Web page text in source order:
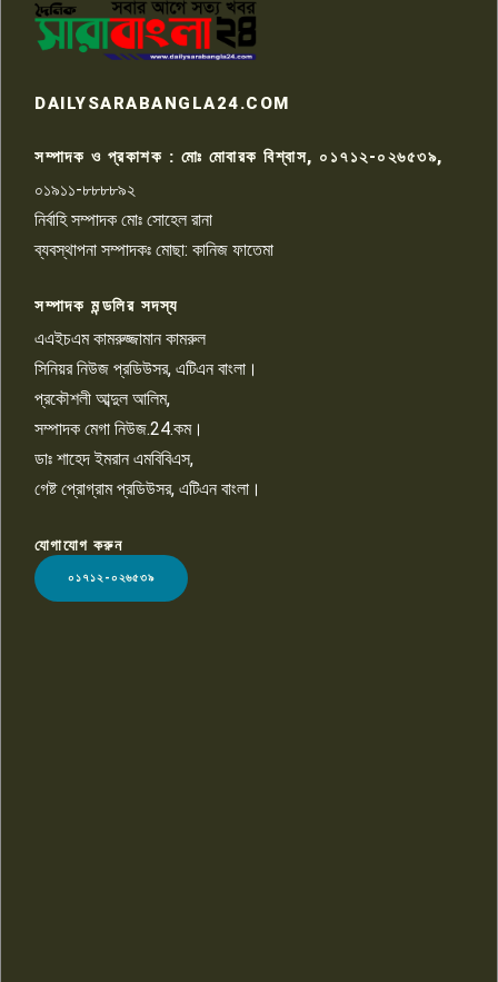
৭
কেটে ঘরে ঢুকে স্কুল শিক্ষিকাকে হত্যা
টয়লেটের ট্যাংকি থেকে লাশ উদ্ধার
রাজশাহীতে সন্ত্রাসী হামলায় গুরুতর
৯
চাঁদাবাজি ও হয়রানির অভিযোগ
১০
LOGO
DAILYSARABANGLA24.COM
সম্পাদক ও প্রকাশক : মোঃ মোবারক বিশ্বাস, ০১৭১২-০২৬৫৩৯,
০১৯১১-৮৮৮৮৯২
নির্বাহি সম্পাদক মোঃ সোহেল রানা
ব্যবস্থাপনা সম্পাদকঃ মোছা: কানিজ ফাতেমা
সম্পাদক মন্ডলির সদস্য
এএইচএম কামরুজ্জামান কামরুল
সিনিয়র নিউজ প্রডিউসর, এটিএন বাংলা।
প্রকৌশলী আব্দুল আলিম,
সম্পাদক মেগা নিউজ.24.কম।
ডাঃ শাহেদ ইমরান এমবিবিএস,
গেষ্ট প্রোগ্রাম প্রডিউসর, এটিএন বাংলা।
যোগাযোগ করুন
০১৭১২-০২৬৫৩৯